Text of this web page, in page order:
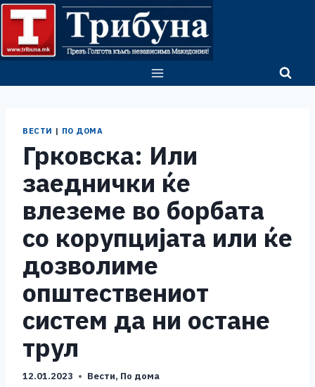
Skip
content
ВЕСТИ | ПО ДОМА
Грковска: Или
заеднички ќе
влеземе во борбата
со корупцијата или ќе
дозволиме
општествениот
систем да ни остане
трул
12.01.2023 Вести, По дома